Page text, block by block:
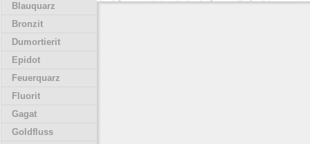
Blauquarz
Bronzit
Dumortierit
Epidot
Feuerquarz
Fluorit
Gagat
Goldfluss